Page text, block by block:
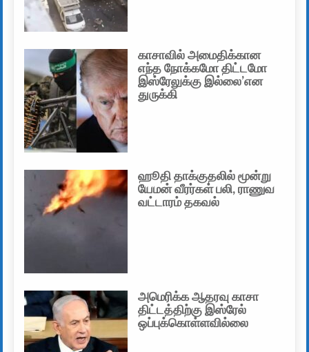
காசாவில் அமைதிக்கான
எந்த நோக்கமோ திட்டமோ
இஸ்ரேலுக்கு இல்லை’என
துருக்கி
ஹூதி தாக்குதலில் மூன்று
யேமன் வீரர்கள் பலி, ராணுவ
வட்டாரம் தகவல்
அமெரிக்க ஆதரவு காசா
திட்டத்திற்கு இஸ்ரேல்
ஒப்புக்கொள்ளவில்லை